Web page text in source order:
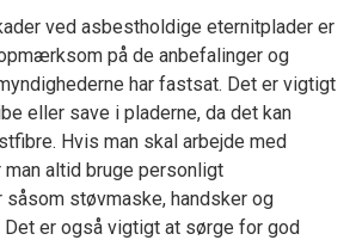
ved asbestholdige eternitplader er
på de anbefalinger og
har fastsat. Det er vigtigt
eller save i pladerne, da det kan
Hvis man skal arbejde med
altid bruge personligt
støvmaske, handsker og
er også vigtigt at sørge for god